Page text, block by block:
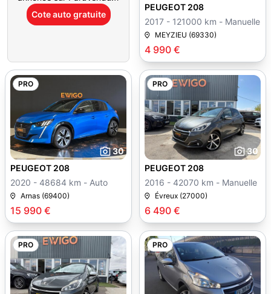
Cote auto gratuite
4 990 €
PEUGEOT 208
2017 - 121000 km - Manuelle
MEYZIEU (69330)
PRO
30
15 990 €
PEUGEOT 208
2020 - 48684 km - Auto
Arnas (69400)
PRO
30
6 490 €
PEUGEOT 208
2016 - 42070 km - Manuelle
Évreux (27000)
PRO PRO